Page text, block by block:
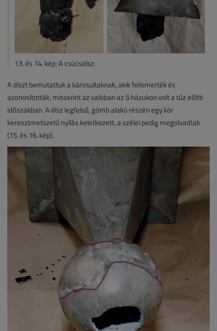
13. és 14. kép: A csúcsdísz.
A díszt bemutattuk a károsultaknak, akik felismerték és
azonosították, miszerint az valóban az ő házukon volt a tűz előtti
időszakban. A dísz legfelső, gömb alakú részén egy kör
keresztmetszetű nyílás keletkezett, a szélei pedig megolvadtak
(15. és 16. kép).